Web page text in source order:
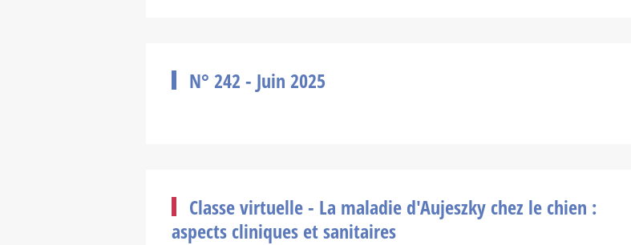
N° 242 - Juin 2025
Classe virtuelle - La maladie d'Aujeszky chez le chien :
aspects cliniques et sanitaires